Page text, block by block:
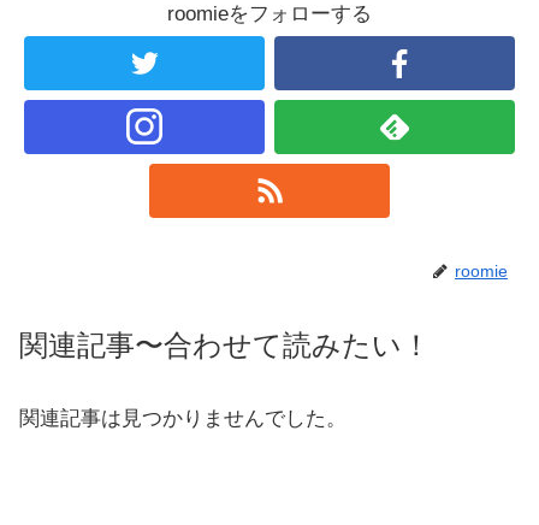
roomieをフォローする
roomie
関連記事〜合わせて読みたい！
関連記事は見つかりませんでした。